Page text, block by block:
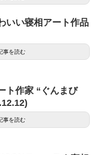
いい寝相アート作品
事を読む
ト作家 “ぐんまび
事を読む